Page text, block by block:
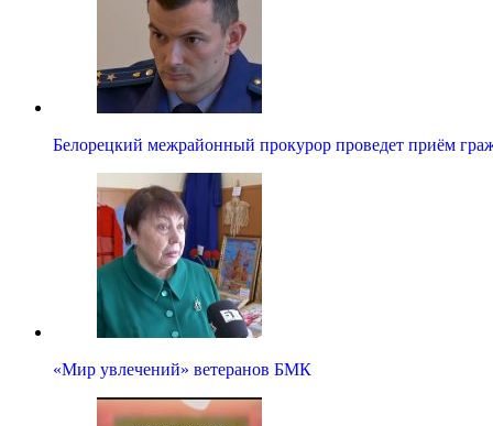
Белорецкий межрайонный прокурор проведет приём
«Мир увлечений» ветеранов БМК